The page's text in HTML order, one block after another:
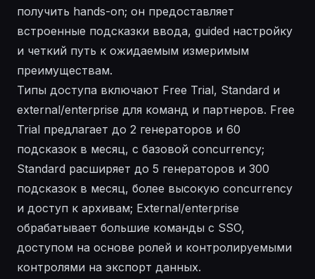
получить hands-on; он предоставляет
встроенные подсказки ввода, guided настройку
и четкий путь к ожидаемым измеримым
преимуществам.
Типы доступа включают Free Trial, Standard и
external/enterprise для команд и партнеров. Free
Trial предлагает до 2 генераторов и 60
подсказок в месяц, с базовой concurrency;
Standard расширяет до 5 генераторов и 300
подсказок в месяц, более высокую concurrency
и доступ к архивам; External/enterprise
обрабатывает большие команды с SSO,
доступом на основе ролей и контролируемыми
контролями на экспорт данных.